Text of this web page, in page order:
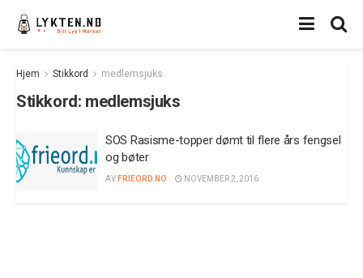
Hjem Stikkord medlemsjuks
Stikkord: medlemsjuks
SOS Rasisme-topper dømt til flere års fengsel
og bøter
AV FRIEORD.NO NOVEMBER 2, 2016